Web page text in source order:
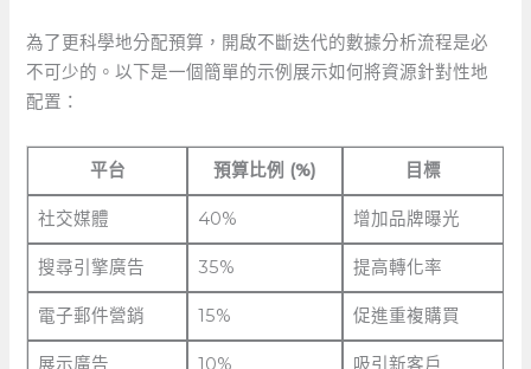
為了更科學地分配預算，開啟不斷迭代的數據分析流程是必
不可少的。以下是一個簡單的示例展示如何將資源針對性地
配置：
平台 預算比例 ⁢(%) 目標
社交媒體 40% 增加品牌曝光
搜尋引擎廣告 35% 提高轉化率
電子郵件營銷 15% 促進重複購買
展示廣告 10% 吸引新客戶